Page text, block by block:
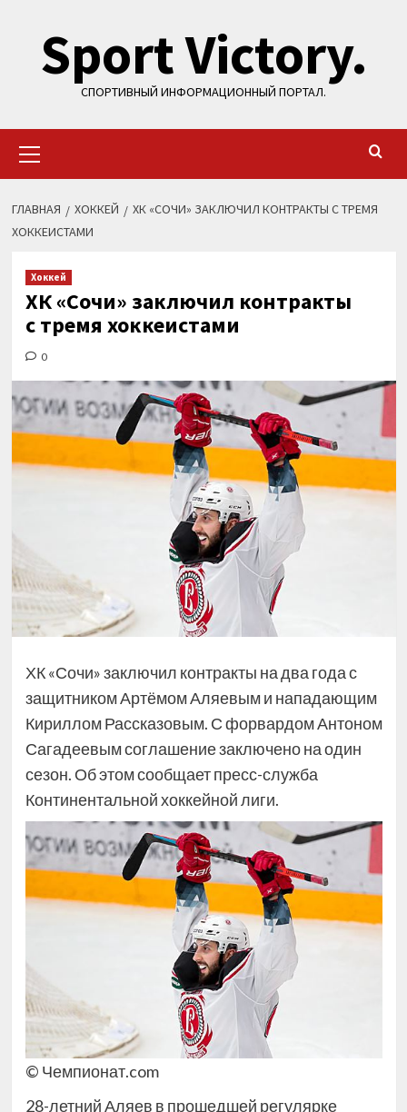
содержимому
Sport Victory.
СПОРТИВНЫЙ ИНФОРМАЦИОННЫЙ ПОРТАЛ.
меню
ГЛАВНАЯ ХОККЕЙ
ХК «СОЧИ» ЗАКЛЮЧИЛ КОНТРАКТЫ С ТРЕМЯ
ХОККЕИСТАМИ
Хоккей
ХК «Сочи» заключил контракты
с тремя хоккеистами
0
ХК «Сочи» заключил контракты на два года с
защитником Артёмом Аляевым и нападающим
Кириллом Рассказовым. С форвардом Антоном
Сагадеевым соглашение заключено на один
сезон. Об этом сообщает пресс-служба
Континентальной хоккейной лиги.
© Чемпионат.com
28-летний Аляев в прошедшей регулярке